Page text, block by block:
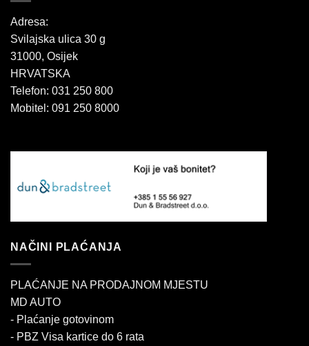
Adresa:
Svilajska ulica 30 g
31000, Osijek
HRVATSKA
Telefon: 031 250 800
Mobitel: 091 250 8000
NAČINI PLAĆANJA
PLAĆANJE NA PRODAJNOM MJESTU
MD AUTO
- Plaćanje gotovinom
- PBZ Visa kartice do 6 rata